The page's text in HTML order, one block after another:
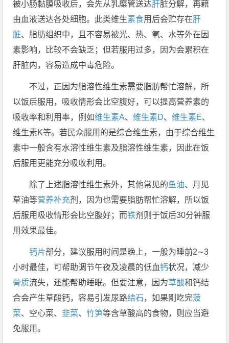
被小肠黏膜吸收后，会先从乳糜管送达肝脏分解，再藉
由血液送达各处细胞。此类维生素食用后会贮存在肝
脏、脂肪组织中，且不容易被光、热、氧、水等外在因
素影响，比较不会缺乏；但若服用过多，因为会累积在
肝脏内，容易造成中毒危险。
不过，正因为脂溶性维生素需要脂肪帮忙溶解，所
以饭后服用，吸收情形会比空腹好，可以提高营养素的
吸收率和利用率，例如维生素A、维生素D、维生素E、
维生素K等。若民众服用的是综合维生素，由于综合维生
素中一般含有水溶性维生素及脂溶性维生素，因此在饭
后服用更能充分吸收利用。
除了上述脂溶性维生素外，其他常见的鱼油、月见
草油等营养补充剂，因为也需要脂肪帮忙溶解，所以饭
后服用吸收情形会比空腹好；而铁剂则于饭后30分钟服
用效果最佳。
钙片部分，建议服用时间是晚上，一般为睡前2∼3
小时最佳，可帮助调节午夜及凌晨的低血钙状况，减少
骨质流失，还能帮助睡眠。但要注意，因为草酸和钙结
合会产生草酸钙，容易引发尿路结石，如果刚吃完菠
菜、空心菜、 韭菜、竹笋等含草酸高的食物，则应当避
免服用。